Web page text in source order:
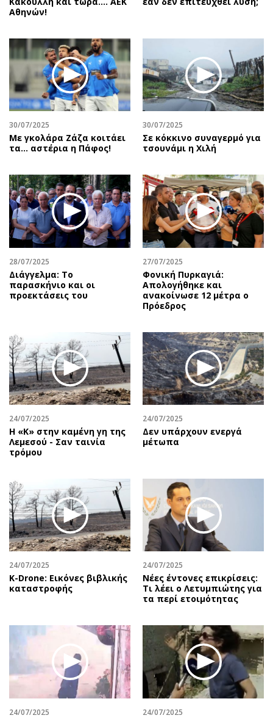
Αθηνών!
30/07/2025
Με γκολάρα Ζάζα κοιτάει
τα... αστέρια η Πάφος!
30/07/2025
Σε κόκκινο συναγερμό για
τσουνάμι η Χιλή
28/07/2025
Διάγγελμα: Το
παρασκήνιο και οι
προεκτάσεις του
27/07/2025
Φονική Πυρκαγιά:
Απολογήθηκε και
ανακοίνωσε 12 μέτρα ο
Πρόεδρος
24/07/2025
Η «Κ» στην καμένη γη της
Λεμεσού - Σαν ταινία
τρόμου
24/07/2025
Δεν υπάρχουν ενεργά
μέτωπα
24/07/2025
Κ-Drone: Εικόνες βιβλικής
καταστροφής
24/07/2025
Νέες έντονες επικρίσεις:
Τι λέει ο Λετυμπιώτης για
τα περί ετοιμότητας
24/07/2025 24/07/2025